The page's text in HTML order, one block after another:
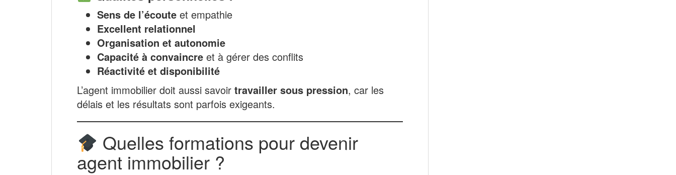
Sens de l’écoute et empathie
Excellent relationnel
Organisation et autonomie
Capacité à convaincre et à gérer des conflits
Réactivité et disponibilité
L’agent immobilier doit aussi savoir travailler sous pression, car les
délais et les résultats sont parfois exigeants.
Quelles formations pour devenir
agent immobilier ?